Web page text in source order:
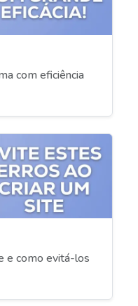
com eficiência
e como evitá-los